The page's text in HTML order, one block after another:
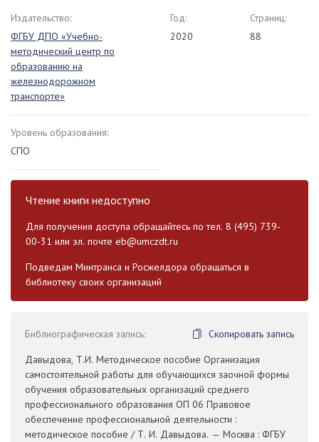
Издательство:
ФГБУ ДПО «Учебно-
методический центр по
образованию на
железнодорожном
транспорте»
Год:
2020
Страниц:
88
Уровень образования:
СПО
Чтение книги недоступно
Для получения доступа обращайтесь по тел. 8 (495) 739-
00-31 или эл. почте eb@umczdt.ru
Подведам Минтранса и Росжелдора обращаться в
библиотеку своих организаций
Библиографическая запись:
Скопировать запись
Давыдова, Т.И. Методическое пособие Организация
самостоятельной работы для обучающихся заочной формы
обучения образовательных организаций среднего
профессионального образования ОП 06 Правовое
обеспечение профессиональной деятельности :
методическое пособие / Т. И. Давыдова. — Москва : ФГБУ